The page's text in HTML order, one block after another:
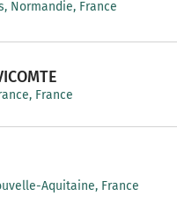
Normandie, France
France
Aquitaine, France